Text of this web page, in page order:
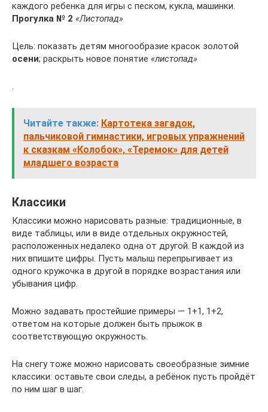
каждого ребенка для игры с песком, кукла, машинки.
Прогулка № 2 «Листопад»
Цель: показать детям многообразие красок золотой
осени; раскрыть новое понятие «листопад»
.
Читайте также: Картотека загадок,
пальчиковой гимнастики, игровых упражнений
к сказкам «Колобок», «Теремок» для детей
младшего возраста
Классики
Классики можно нарисовать разные: традиционные, в
виде таблицы, или в виде отдельных окружностей,
расположенных недалеко одна от другой. В каждой из
них впишите цифры. Пусть малыш перепрыгивает из
одного кружочка в другой в порядке возрастания или
убывания цифр.
Можно задавать простейшие примеры — 1+1, 1+2,
ответом на которые должен быть прыжок в
соответствующую окружность.
На снегу тоже можно нарисовать своеобразные зимние
классики: оставьте свои следы, а ребёнок пусть пройдёт
по ним шаг в шаг.